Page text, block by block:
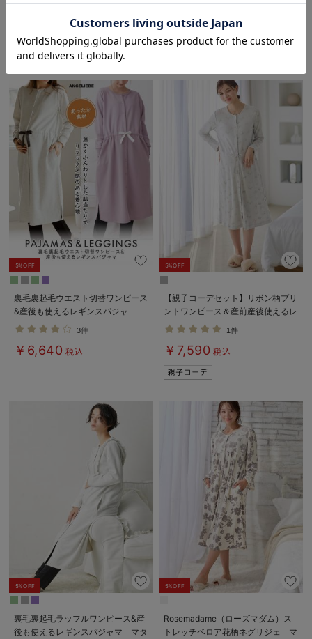
授乳パジャマ
ティ・授乳パジャマ【出産後も長く
使える】
5%OFF
裏毛裏起毛ウエスト切替ワンピース
&産後も使えるレギンスパジャ
マ マタニティ・授乳パジャマ
【出産後も長く使える】
3件
￥6,640 税込
5%OFF
【親子コーデセット】リボン柄プリ
ントワンピース＆産前産後使えるレ
ギンスパジャマ&2wayオール 出
産準備 ギフト マタニティ・産後
1件
￥7,590 税込
5%OFF
裏毛裏起毛ラッフルワンピース&産
後も使えるレギンスパジャマ マタ
5%OFF
Rosemadame（ローズマダム）ス
トレッチベロア花柄ネグリジェ マ
お気に入り商品を確認する